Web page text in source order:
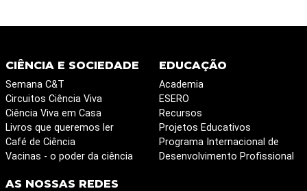
CIÊNCIA E SOCIEDADE
Semana C&T
Circuitos Ciência Viva
Ciência Viva em Casa
Livros que queremos ler
Café de Ciência
Vacinas - o poder da ciência
EDUCAÇÃO
Academia
ESERO
Recursos
Projetos Educativos
Programa Internacional de
Desenvolvimento Profissional
AS NOSSAS REDES